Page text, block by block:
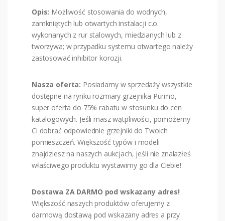
Opis: Możliwość stosowania do wodnych,
zamkniętych lub otwartych instalacji c.o.
wykonanych z rur stalowych, miedzianych lub z
tworzywa; w przypadku systemu otwartego należy
zastosować inhibitor korozji.
Nasza oferta: Posiadamy w sprzedaży wszystkie
dostępne na rynku rozmiary grzejnika Purmo,
super oferta do 75% rabatu w stosunku do cen
katalogowych. Jeśli masz wątpliwości, pomożemy
Ci dobrać odpowiednie grzejniki do Twoich
pomieszczeń. Większość typów i modeli
znajdziesz na naszych aukcjach, jeśli nie znalazłeś
właściwego produktu wystawimy go dla Ciebie!
Dostawa ZA DARMO pod wskazany adres!
Większość naszych produktów oferujemy z
darmową dostawą pod wskazany adres a przy